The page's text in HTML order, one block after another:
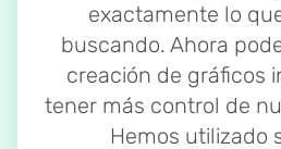
exactamente lo
buscando. Ahora
creación de gráficos
tener más control de
Hemos utilizado